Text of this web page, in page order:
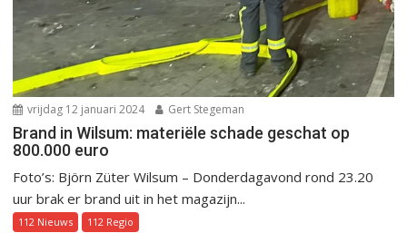
vrijdag 12 januari 2024 Gert Stegeman
Brand in Wilsum: materiële schade geschat op
800.000 euro
Foto’s: Björn Züter Wilsum – Donderdagavond rond 23.20
uur brak er brand uit in het magazijn...
112 Nieuws 112 Regio